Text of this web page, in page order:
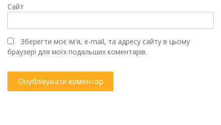
Сайт
Зберегти моє ім'я, e-mail, та адресу сайту в цьому
браузері для моїх подальших коментарів.